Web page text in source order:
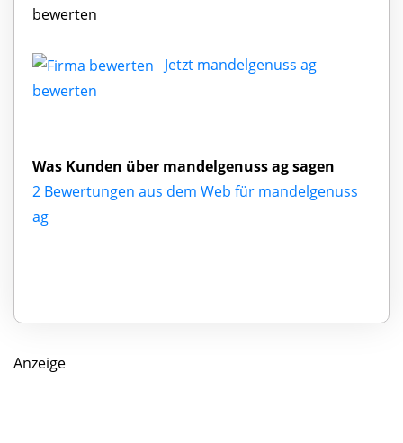
bewerten
Jetzt mandelgenuss ag
bewerten
Was Kunden über mandelgenuss ag sagen
2 Bewertungen aus dem Web für mandelgenuss
ag
Anzeige